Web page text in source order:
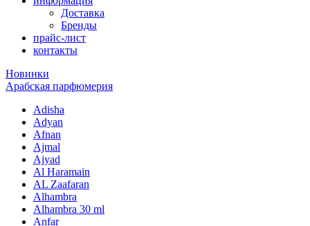
Доставка
Бренды
прайс-лист
контакты
Новинки
Арабская парфюмерия
Adisha
Adyan
Afnan
Ajmal
Ajyad
Al Haramain
AL Zaafaran
Alhambra
Alhambra 30 ml
Anfar